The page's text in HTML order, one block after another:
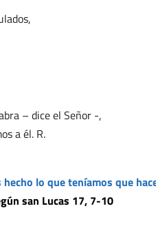
– dice el Señor -,
a él. R.
lo que teníamos que
san Lucas 17, 7-10